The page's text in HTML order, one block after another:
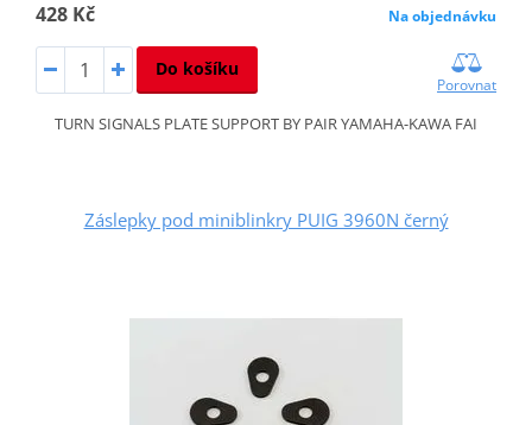
428 Kč Na objednávku
Do košíku
Porovnat
TURN SIGNALS PLATE SUPPORT BY PAIR YAMAHA-KAWA FAI
Záslepky pod miniblinkry PUIG 3960N černý